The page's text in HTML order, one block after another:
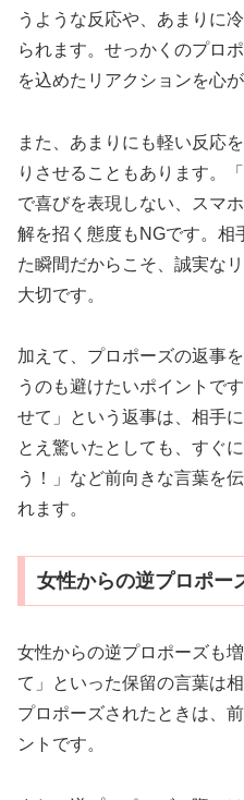
うような反応や、あまりに
られます。せっかくのプロ
を込めたリアクションを心が
また、あまりにも軽い反応
りさせることもあります。
で喜びを表現しない、スマ
解を招く態度もNGです。相
た瞬間だからこそ、誠実な
大切です。
加えて、プロポーズの返事
うのも避けたいポイントで
せて」という返事は、相手
とえ驚いたとしても、すぐ
う！」など前向きな言葉を
れます。
女性からの逆プロポー
女性からの逆プロポーズも
て」といった保留の言葉は
プロポーズされたときは、
ントです。